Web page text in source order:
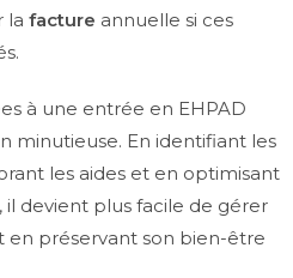
la facture annuelle si ces
à une entrée en EHPAD
minutieuse. En identifiant les
les aides et en optimisant
il devient plus facile de gérer
en préservant son bien-être